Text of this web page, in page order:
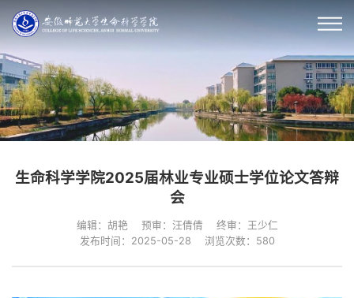
生命科学学院2025届林业专业硕士学位论文答辩
会
编辑：胡艳 预审：汪倩倩
终审：王少仁
发布时间：2025-05-28
浏览次数： 580